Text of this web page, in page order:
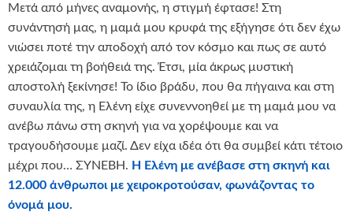
Μετά από μήνες αναμονής, η στιγμή έφτασε! Στη
συνάντησή μας, η μαμά μου κρυφά της εξήγησε ότι δεν έχω
νιώσει ποτέ την αποδοχή από τον κόσμο και πως σε αυτό
χρειάζομαι τη βοήθειά της. Έτσι, μία άκρως μυστική
αποστολή ξεκίνησε! Το ίδιο βράδυ, που θα πήγαινα και στη
συναυλία της, η Ελένη είχε συνεννοηθεί με τη μαμά μου να
ανέβω πάνω στη σκηνή για να χορέψουμε και να
τραγουδήσουμε μαζί. Δεν είχα ιδέα ότι θα συμβεί κάτι τέτοιο
μέχρι που… ΣΥΝΕΒΗ. Η Ελένη με ανέβασε στη σκηνή και
12.000 άνθρωποι με χειροκροτούσαν, φωνάζοντας το
όνομά μου.